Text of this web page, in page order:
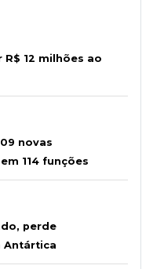
12 milhões ao
novas
114 funções
perde
Antártica